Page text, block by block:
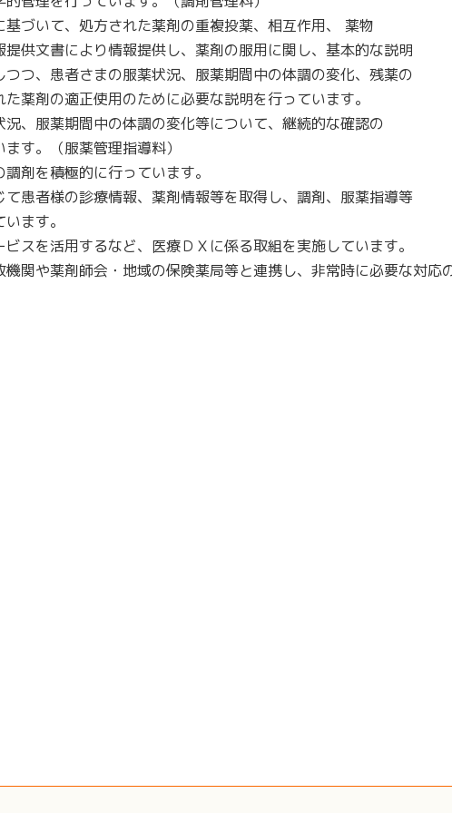
基づいて、処方された薬剤の重複投薬、相互作用、 薬物
供文書により情報提供し、薬剤の服用に関し、基本的な説明
つ、患者さまの服薬状況、服薬期間中の体調の変化、残薬の
薬剤の適正使用のために必要な説明を行っています。
、服薬期間中の体調の変化等について、継続的な確認の
す。（服薬管理指導料）
剤を積極的に行っています。
て患者様の診療情報、薬剤情報等を取得し、調剤、服薬指導等
ます。
スを活用するなど、医療ＤＸに係る取組を実施しています。
関や薬剤師会・地域の保険薬局等と連携し、非常時に必要な対応